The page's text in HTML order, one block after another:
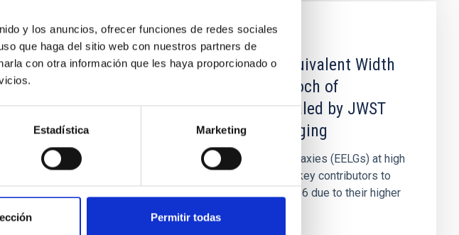
y los anuncios, ofrecer funciones de redes sociales
que haga del sitio web con nuestros partners de
con otra información que les haya proporcionado o
Estadística Marketing
Permitir todas
of HI
forming
of H I
a blind survey at z
of 9023
Nature of High Equivalent Width
Emitters in the Epoch of
Reionization Revealed by JWST
Medium-band Imaging
Extreme emission line galaxies (EELGs) at high
redshifts are considered key contributors to
cosmic reionization at z > 6 due to their higher
ionization...